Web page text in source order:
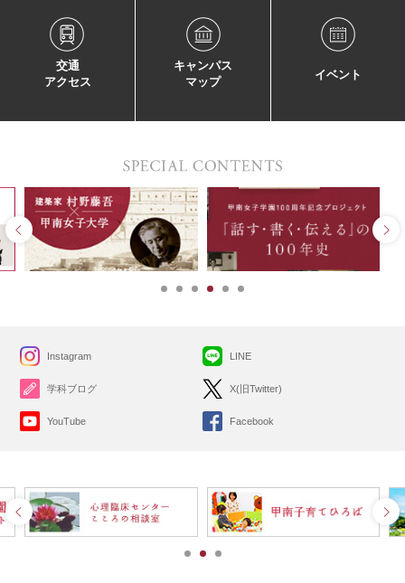
交通
アクセス
キャンパス
マップ
イベント
Instagram
学科ブログ
YouTube
LINE
X(旧Twitter)
Facebook